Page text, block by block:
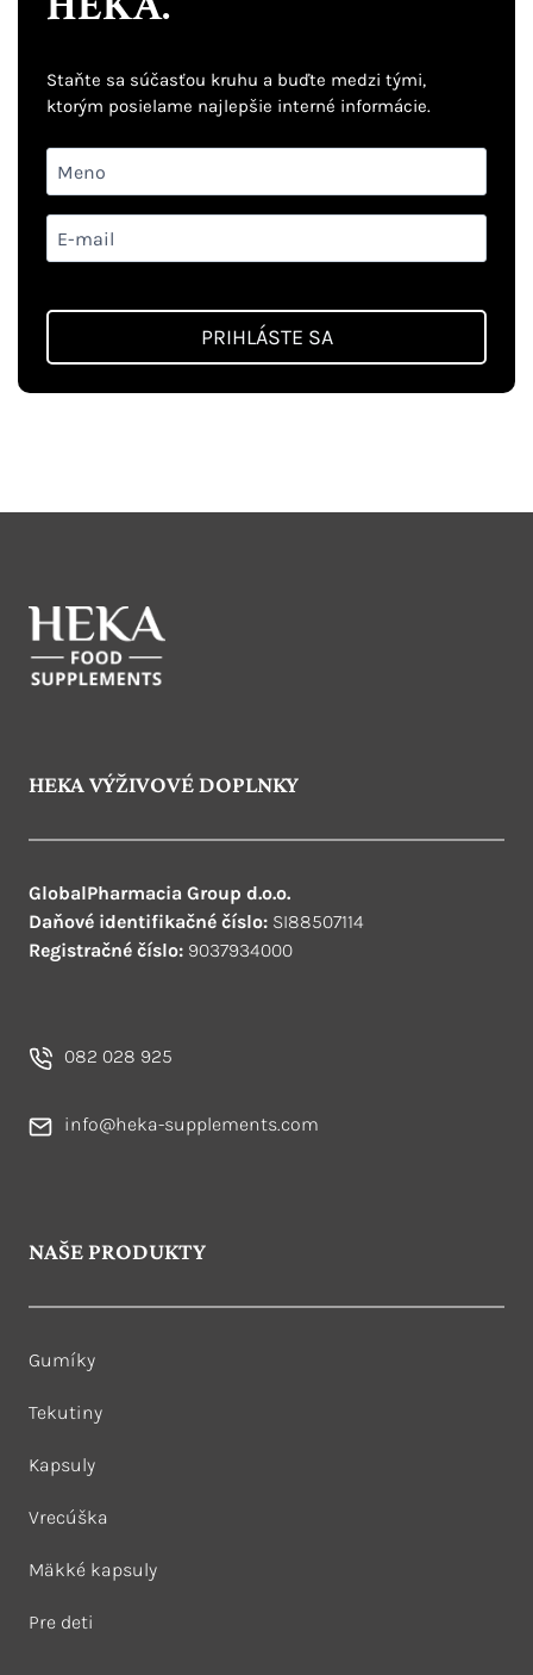
Staňte sa súčasťou kruhu a buďte medzi tými,
ktorým posielame najlepšie interné informácie.
Vstupné
pole
–
Meno
Emailové
pole
PRIHLÁSTE SA
HEKA VÝŽIVOVÉ DOPLNKY
GlobalPharmacia Group d.o.o.
Daňové identifikačné číslo: SI88507114
Registračné číslo: 9037934000
082 028 925
info@heka-supplements.com
NAŠE PRODUKTY
Gumíky
Tekutiny
Kapsuly
Vrecúška
Mäkké kapsuly
Pre deti